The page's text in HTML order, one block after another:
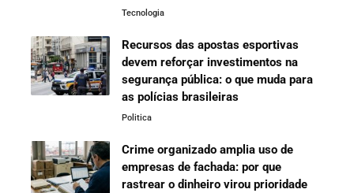
Tecnologia
Recursos das apostas esportivas
devem reforçar investimentos na
segurança pública: o que muda para
as polícias brasileiras
Politica
Crime organizado amplia uso de
empresas de fachada: por que
rastrear o dinheiro virou prioridade